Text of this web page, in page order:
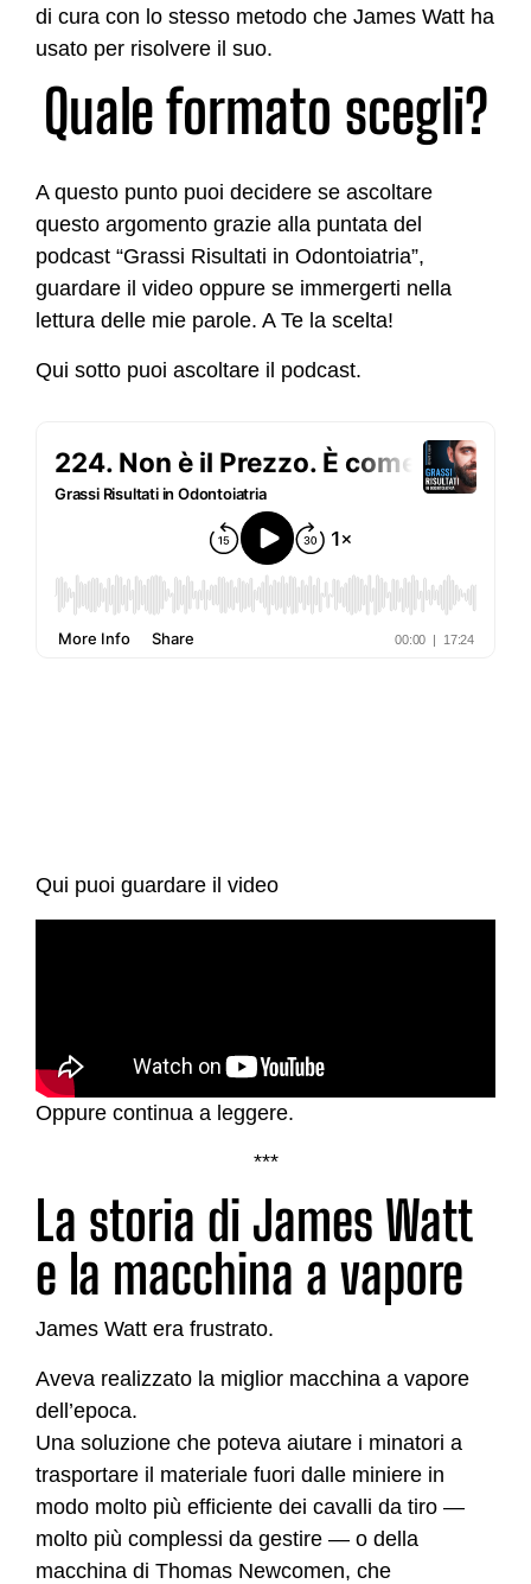
di cura con lo stesso metodo che James Watt ha
usato per risolvere il suo.
Quale formato scegli?
A questo punto puoi decidere se ascoltare
questo argomento grazie alla puntata del
podcast “Grassi Risultati in Odontoiatria”,
guardare il video oppure se immergerti nella
lettura delle mie parole. A Te la scelta!
Qui sotto puoi ascoltare il podcast.
Qui puoi guardare il video
Oppure continua a leggere.
***
La storia di James Watt
e la macchina a vapore
James Watt era frustrato.
Aveva realizzato la miglior macchina a vapore
dell’epoca.
Una soluzione che poteva aiutare i minatori a
trasportare il materiale fuori dalle miniere in
modo molto più efficiente dei cavalli da tiro —
molto più complessi da gestire — o della
macchina di Thomas Newcomen, che